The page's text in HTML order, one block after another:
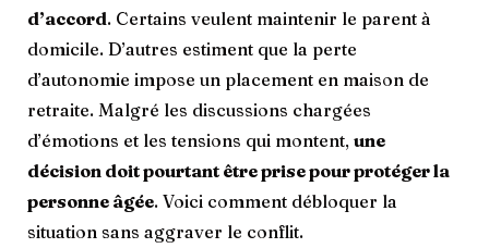
d’accord. Certains veulent maintenir le parent à
domicile. D’autres estiment que la perte
d’autonomie impose un placement en maison de
retraite. Malgré les discussions chargées
d’émotions et les tensions qui montent, une
décision doit pourtant être prise pour protéger la
personne âgée. Voici comment débloquer la
situation sans aggraver le conflit.